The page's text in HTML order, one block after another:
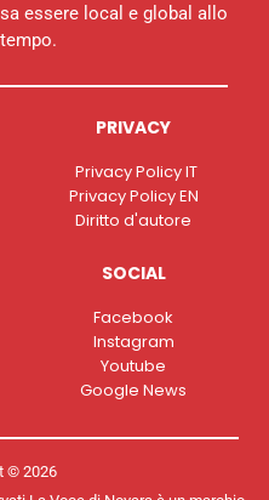
essere local e global allo
PRIVACY
Privacy Policy IT
Privacy Policy EN
Diritto d'autore
SOCIAL
Facebook
Instagram
Youtube
Google News
© 2026